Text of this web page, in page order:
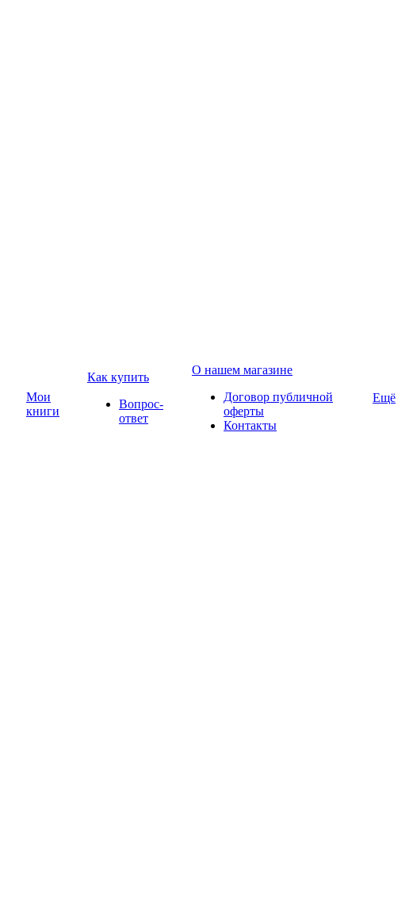
Мои
книги
Как купить
Вопрос-
ответ
О нашем магазине
Договор публичной
оферты
Контакты
Ещё